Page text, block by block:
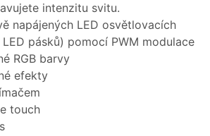
intenzitu svitu.
napájených LED osvětlovacích
LED pásků) pomocí PWM modulace
RGB barvy
efekty
touch